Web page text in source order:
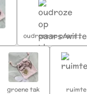
oudroze op paars/witte bloemen
groene tak ruimte